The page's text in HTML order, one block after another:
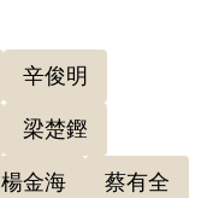
辛俊明
梁楚鏗
楊金海 蔡有全